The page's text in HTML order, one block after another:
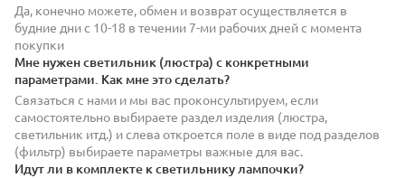
Да, конечно можете, обмен и возврат осуществляется в
будние дни с 10-18 в течении 7-ми рабочих дней с момента
покупки
Мне нужен светильник (люстра) с конкретными
параметрами. Как мне это сделать?
Связаться с нами и мы вас проконсультируем, если
самостоятельно выбираете раздел изделия (люстра,
светильник итд.) и слева откроется поле в виде под разделов
(фильтр) выбираете параметры важные для вас.
Идут ли в комплекте к светильнику лампочки?